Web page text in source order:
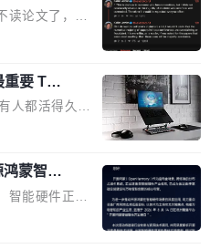
辑；比如我
机身 钛金雕1
，同时实现
厘米，属于同
电源产品。小
市场更是从20
8763亿美
——品牌对专
。 但市场扩容
。2026年Top
”这个离消费
的权重显著变
从规模转向深
...
读论文了，而
充斥着大量过
Keller Jorda
在说风凉
但很少公开捅
软化声明：
都在过度宣传
你筛选出那些
大部分都是过
不是所有论文
文最有问题。
要 Top
人都活得久。
是出自 Hieu
谁？他是 xAI
础设施团队
子，列出了他
项目。 第一
蒙智能
智能硬件正从
同化发展。作